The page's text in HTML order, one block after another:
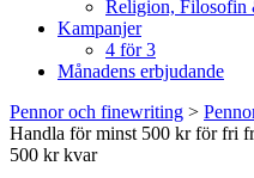
Religion, Filosofin
Kampanjer
4 för 3
Månadens erbjudande
Pennor och finewriting >
Handla för minst 500 kr för fri
500 kr kvar